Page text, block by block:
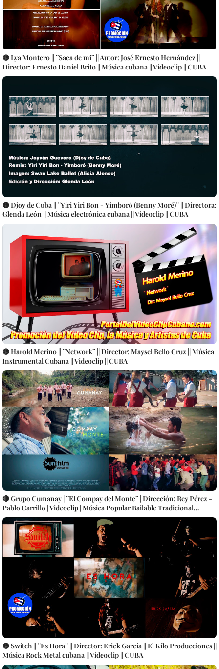
🟡 Lya Montero || ¨Saca de mi¨ || Autor: José Ernesto Hernández ||
Director: Ernesto Daniel Brito || Música cubana || Videoclip || CUBA
🟡 Djoy de Cuba || ¨Yiri Yiri Bon - Yimboró (Benny Moré)¨ || Directora:
Glenda León || Música electrónica cubana || Videoclip || CUBA
🟡 Harold Merino || ¨Network¨ || Director: Maysel Bello Cruz || Música
Instrumental Cubana || Videoclip || CUBA
🔴 Grupo Cumanay | ¨El Compay del Monte¨ | Dirección: Rey Pérez -
Pablo Carrillo | Videoclip | Música Popular Bailable Tradicional
Cubana | Son Montuno | Punto Guajiro | Artistas Cubanos | Canción |
CUBA
🟡 Switch || ¨Es Hora¨ || Director: Erick García || El Kilo Producciones ||
Música Rock Metal cubana || Videoclip || CUBA